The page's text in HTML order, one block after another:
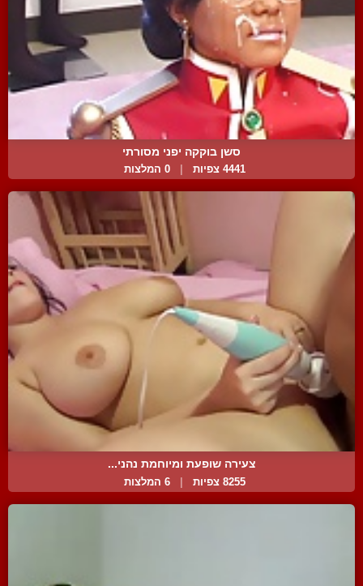
סשן בוקקה יפני מסורתי
4441 צפיות 0 המלצות
צעירה שופעת ומיוחמת נהני...
8255 צפיות 6 המלצות